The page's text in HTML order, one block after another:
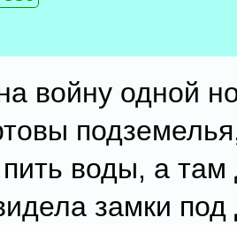
войну одной
воды, а там
замки